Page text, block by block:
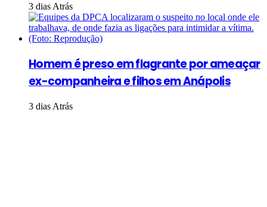
3 dias Atrás
Homem é preso em flagrante por ameaçar
ex-companheira e filhos em Anápolis
3 dias Atrás